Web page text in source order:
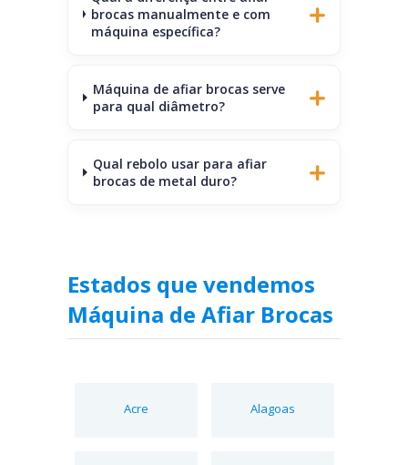
brocas manualmente e com
máquina específica?
Máquina de afiar brocas serve
para qual diâmetro?
Qual rebolo usar para afiar
brocas de metal duro?
Estados que vendemos
Máquina de Afiar Brocas
Acre Alagoas